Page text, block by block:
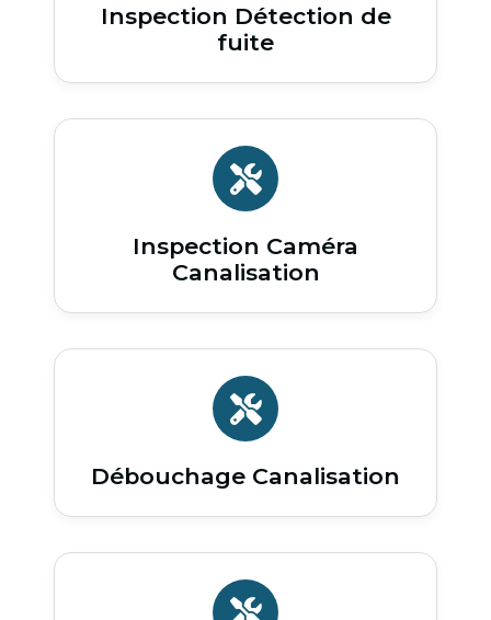
Inspection Détection de
fuite
Inspection Caméra
Canalisation
Débouchage Canalisation